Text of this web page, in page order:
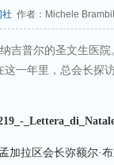
社 作者：Michele
吉普尔的圣文生医
一年里，总会长探
加拉区会长弥额尔·